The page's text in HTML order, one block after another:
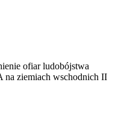
ofiar ludobójstwa
na ziemiach wschodnich II